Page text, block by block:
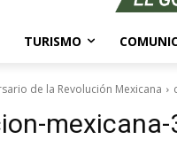
TURISMO
de la Revolución Mexicana
mexicana-